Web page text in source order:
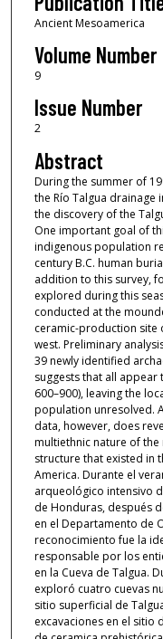
Ancient Mesoamerica
Volume Number
9
Issue Number
2
Abstract
During the summer of
the Río Talgua drainage
the discovery of the
One important goal of
indigenous population
century B.C. human
addition to this survey,
explored during this
conducted at the
ceramic-production site
west. Preliminary
39 newly identified
suggests that all appear
600–900), leaving the
population unresolved.
data, however, does
multiethnic nature of
structure that existed in
America. Durante el
arqueológico intensivo
de Honduras, después
en el Departamento de
reconocimiento fue la
responsable por los
en la Cueva de Talgua.
exploró cuatro cuevas
sitio superficial de
excavaciones en el